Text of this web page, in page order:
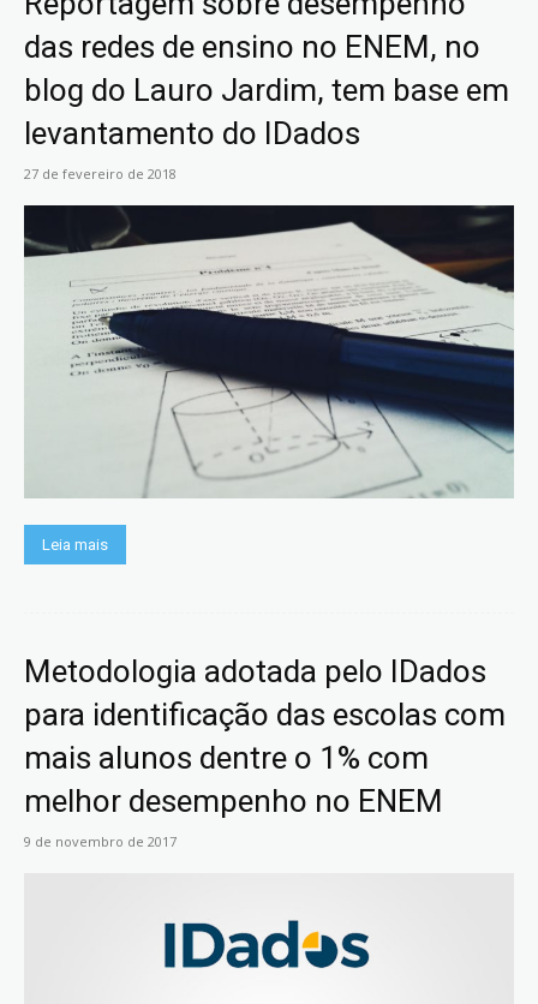
das redes de ensino no ENEM, no
blog do Lauro Jardim, tem base em
levantamento do IDados
27 de fevereiro de 2018
Leia mais
Metodologia adotada pelo IDados
para identificação das escolas com
mais alunos dentre o 1% com
melhor desempenho no ENEM
9 de novembro de 2017